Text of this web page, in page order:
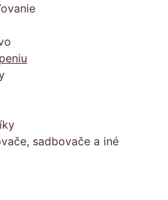
sadbovače a iné